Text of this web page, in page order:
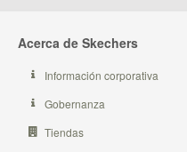
Acerca de Skechers
Información corporativa
Gobernanza
Tiendas